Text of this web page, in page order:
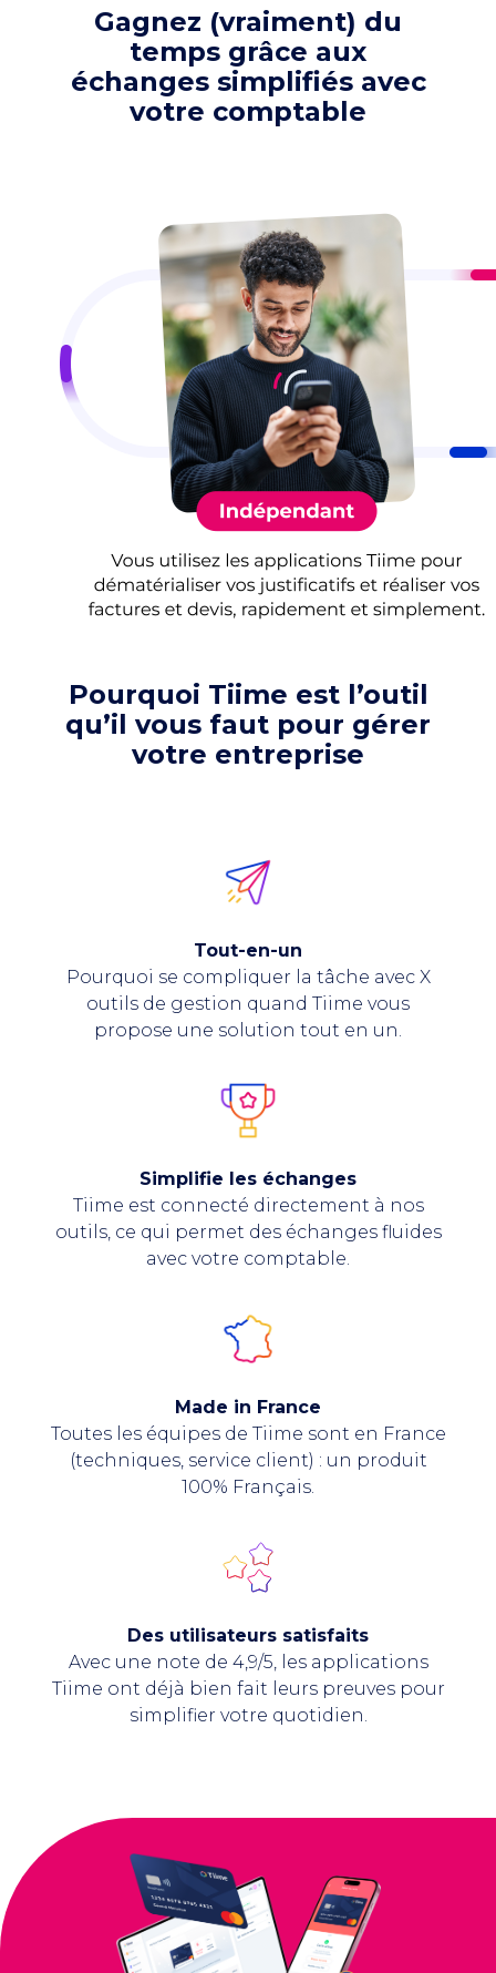
Gagnez (vraiment) du
temps grâce aux
échanges simplifiés avec
votre comptable
Pourquoi Tiime est l’outil
qu’il vous faut pour gérer
votre entreprise
Tout-en-un
Pourquoi se compliquer la tâche avec X
outils de gestion quand Tiime vous
propose une solution tout en un.
Simplifie les échanges
Tiime est connecté directement à nos
outils, ce qui permet des échanges fluides
avec votre comptable.
Made in France
Toutes les équipes de Tiime sont en France
(techniques, service client) : un produit
100% Français.
Des utilisateurs satisfaits
Avec une note de 4,9/5, les applications
Tiime ont déjà bien fait leurs preuves pour
simplifier votre quotidien.